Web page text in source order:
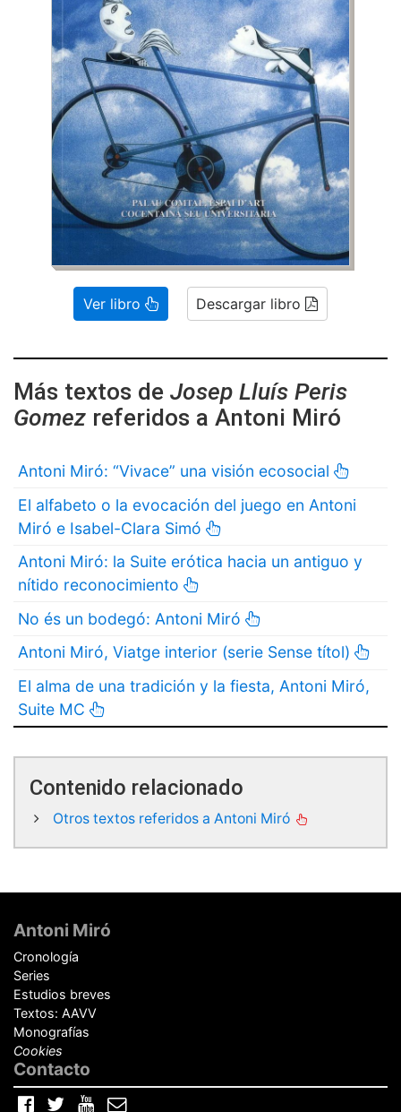
Ver libro Descargar libro
Más textos de Josep Lluís Peris
Gomez referidos a Antoni Miró
Antoni Miró: “Vivace” una visión ecosocial
El alfabeto o la evocación del juego en Antoni
Miró e Isabel-Clara Simó
Antoni Miró: la Suite erótica hacia un antiguo y
nítido reconocimiento
No és un bodegó: Antoni Miró
Antoni Miró, Viatge interior (serie Sense títol)
El alma de una tradición y la fiesta, Antoni Miró,
Suite MC
Contenido relacionado
Otros textos referidos a Antoni Miró
de
página
Antoni Miró
Cronología
Series
Estudios breves
Textos: AAVV
Monografías
Cookies
Contacto
Facebook
TwitterYouTubeCorreo